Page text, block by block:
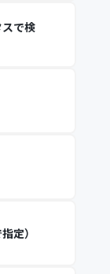
で検
定）